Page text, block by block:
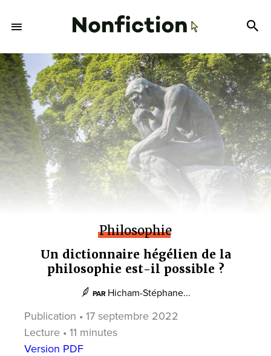
Philosophie
Un dictionnaire hégélien de la
philosophie est-il possible ?
PAR Hicham-Stéphane...
Publication • 17 septembre 2022
Lecture • 11 minutes
Version PDF